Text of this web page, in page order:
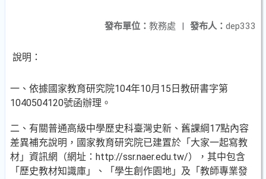
發布人： dep333
發布單位： 教務處 |
說明：
一、依據國家教育研究院104年10月15日教研書字第
1040504120號函辦理。
二、有關普通高級中學歷史科臺灣史新、舊課綱17點內容
差異補充說明，國家教育研究院已建置於「大家一起寫教
材」資訊網（網址：http://ssr.naer.edu.tw/），其中包含
「歷史教材知識庫」、「學生創作園地」及「教師專業發